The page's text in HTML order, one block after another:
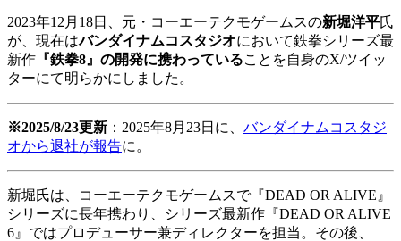
2023年12月18日、元・コーエーテクモゲームスの新堀洋平氏
が、現在はバンダイナムコスタジオにおいて鉄拳シリーズ最
新作 『鉄拳8』の開発に携わっていることを自身のX/ツイッ
ターにて明らかにしました。
※2025/8/23更新 ：2025年8月23日に、 バンダイナムコスタジ
オから退社が報告に。
新堀氏は、コーエーテクモゲームスで『DEAD OR ALIVE』
シリーズに長年携わり、シリーズ最新作『DEAD OR ALIVE
6』ではプロデューサー兼ディレクターを担当。その後、